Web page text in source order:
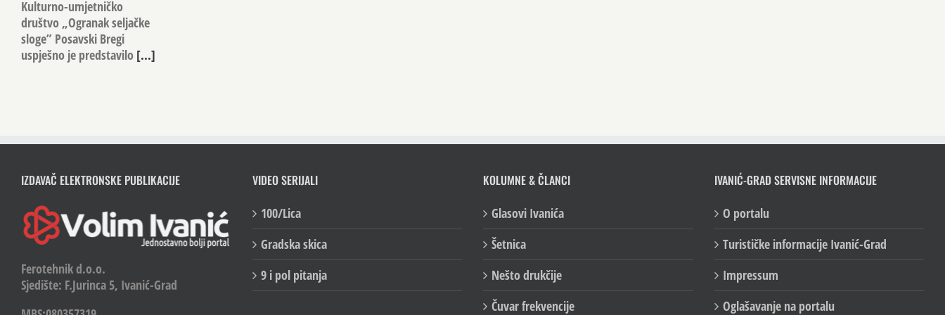
Kulturno-umjetničko
društvo „Ogranak seljačke
sloge” Posavski Bregi
uspješno je predstavilo[...]
IZDAVAČ ELEKTRONSKE PUBLIKACIJE
Ferotehnik d.o.o.
Sjedište: F.Jurinca 5, Ivanić-Grad
VIDEO SERIJALI
100/Lica
Gradska skica
9 i pol pitanja
KOLUMNE & ČLANCI
Glasovi Ivanića
Šetnica
Nešto drukčije
Čuvar frekvencije
IVANIĆ-GRAD SERVISNE INFORMACIJE
O portalu
Turističke informacije Ivanić-Grad
Impressum
Oglašavanje na portalu